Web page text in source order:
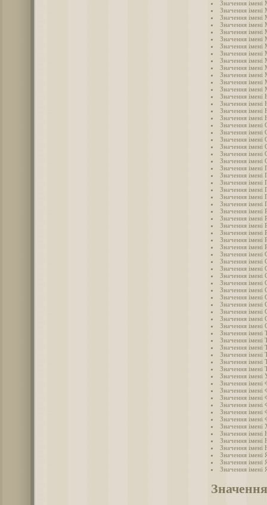
Значення імені
Значення імені
Значення імені
Значення імені
Значення імені
Значення імені
Значення імені
Значення
Значення
Значення імені
Значення імені
Значення імені
Значення імені
Значення імені
Значення імені
Значення імені
Значення імені
Значення імені
Значення імені
Значення імені
Значення імені
Значення імені
Значення імені
Значення імені
Значення імені
Значення імені
Значення імені
Значення імені
Значення імені
Значення імені
Значення імені
Значення імені
Значення імені
Значення імені
Значення імені
Значення імені
Значення імені
Значення імені
Значення імені
Значення імені
Значення імені
Значення імені
Значення імені
Значення імені
Значення імені
Значення імені
Значення імені
Значення імені
Значення імені
Значення імені
Значення імені
Значення імені
Значення імені
Значення імені
Значення імені
Значення імені
Значення імені
Значення імені
Значення імені
Значення імені
Значення імені
Значення імені
Значення
Значення імені
Значення імені
Значення імені